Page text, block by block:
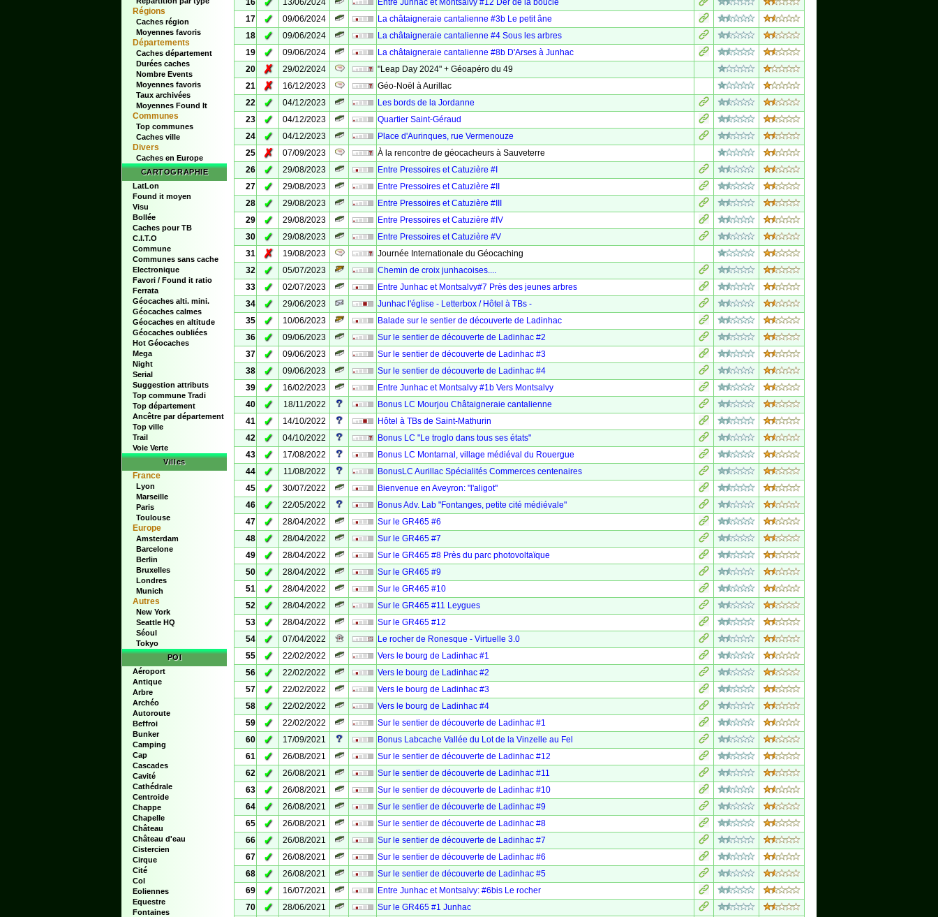
Régions
Caches région
Moyennes favoris
Départements
Caches département
Durées caches
Nombre Events
Moyennes favoris
Taux archivées
Moyennes Found It
Communes
Top communes
Caches ville
Divers
Caches en Europe
CARTOGRAPHIE
LatLon
Found it moyen
Visu
Bollée
Caches pour TB
C.I.T.O
Commune
Communes sans cache
Electronique
Favori / Found it ratio
Ferrata
Géocaches alti. mini.
Géocaches calmes
Géocaches en altitude
Géocaches oubliées
Hot Géocaches
Mega
Night
Serial
Suggestion attributs
Top commune Tradi
Top département
Ancêtre par département
Top ville
Trail
Voie Verte
Villes
France
Lyon
Marseille
Paris
Toulouse
Europe
Amsterdam
Barcelone
Berlin
Bruxelles
Londres
Munich
Autres
New York
Seattle HQ
Séoul
Tokyo
POI
Aéroport
Antique
Arbre
Archéo
Autoroute
Beffroi
Bunker
Camping
Cap
Cascades
Cavité
Cathédrale
Centroide
Chappe
Chapelle
Château
Château d'eau
Cistercien
Cirque
Cité
Col
Eoliennes
Equestre
Fontaines
16
13/06/2024
Entre Junhac et Montsalvy #12 Der de la boucle
17
✓ 09/06/2024
La châtaigneraie cantalienne #3b Le petit âne
18
✓ 09/06/2024
La châtaigneraie cantalienne #4 Sous les arbres
19
✓ 09/06/2024
La châtaigneraie cantalienne #8b D'Arses à Junhac
20
✗ 29/02/2024
"Leap Day 2024" + Géoapéro du 49
21
✗ 16/12/2023
Géo-Noël à Aurillac
22
✓ 04/12/2023
Les bords de la Jordanne
23
✓ 04/12/2023
Quartier Saint-Géraud
24
✓ 04/12/2023
Place d'Aurinques, rue Vermenouze
25
✗ 07/09/2023
À la rencontre de géocacheurs à Sauveterre
26
✓ 29/08/2023
Entre Pressoires et Catuzière #I
27
✓ 29/08/2023
Entre Pressoires et Catuzière #II
28
✓ 29/08/2023
Entre Pressoires et Catuzière #III
29
✓ 29/08/2023
Entre Pressoires et Catuzière #IV
30
✓ 29/08/2023
Entre Pressoires et Catuzière #V
31
✗ 19/08/2023
Journée Internationale du Géocaching
32
✓ 05/07/2023
Chemin de croix junhacoises....
33
✓ 02/07/2023
Entre Junhac et Montsalvy#7 Près des jeunes arbres
34
✓ 29/06/2023
Junhac l'église - Letterbox / Hôtel à TBs -
35
✓ 10/06/2023
Balade sur le sentier de découverte de Ladinhac
36
✓ 09/06/2023
Sur le sentier de découverte de Ladinhac #2
37
✓ 09/06/2023
Sur le sentier de découverte de Ladinhac #3
38
✓ 09/06/2023
Sur le sentier de découverte de Ladinhac #4
39
✓ 16/02/2023
Entre Junhac et Montsalvy #1b Vers Montsalvy
40
✓ 18/11/2022
Bonus LC Mourjou Châtaigneraie cantalienne
41
✓ 14/10/2022
Hôtel à TBs de Saint-Mathurin
42
✓ 04/10/2022
Bonus LC "Le troglo dans tous ses états"
43
✓ 17/08/2022
Bonus LC Montarnal, village médiéval du Rouergue
44
✓ 11/08/2022
BonusLC Aurillac Spécialités Commerces centenaires
45
✓ 30/07/2022
Bienvenue en Aveyron: "l'aligot"
46
✓ 22/05/2022
Bonus Adv. Lab "Fontanges, petite cité médiévale"
47
✓ 28/04/2022
Sur le GR465 #6
48
✓ 28/04/2022
Sur le GR465 #7
49
✓ 28/04/2022
Sur le GR465 #8 Près du parc photovoltaïque
50
✓ 28/04/2022
Sur le GR465 #9
51
✓ 28/04/2022
Sur le GR465 #10
52
✓ 28/04/2022
Sur le GR465 #11 Leygues
53
✓ 28/04/2022
Sur le GR465 #12
54
✓ 07/04/2022
Le rocher de Ronesque - Virtuelle 3.0
55
✓ 22/02/2022
Vers le bourg de Ladinhac #1
56
✓ 22/02/2022
Vers le bourg de Ladinhac #2
57
✓ 22/02/2022
Vers le bourg de Ladinhac #3
58
✓ 22/02/2022
Vers le bourg de Ladinhac #4
59
✓ 22/02/2022
Sur le sentier de découverte de Ladinhac #1
60
✓ 17/09/2021
Bonus Labcache Vallée du Lot de la Vinzelle au Fel
61
✓ 26/08/2021
Sur le sentier de découverte de Ladinhac #12
62
✓ 26/08/2021
Sur le sentier de découverte de Ladinhac #11
63
✓ 26/08/2021
Sur le sentier de découverte de Ladinhac #10
64
✓ 26/08/2021
Sur le sentier de découverte de Ladinhac #9
65
✓ 26/08/2021
Sur le sentier de découverte de Ladinhac #8
66
✓ 26/08/2021
Sur le sentier de découverte de Ladinhac #7
67
✓ 26/08/2021
Sur le sentier de découverte de Ladinhac #6
68
✓ 26/08/2021
Sur le sentier de découverte de Ladinhac #5
69
✓ 16/07/2021
Entre Junhac et Montsalvy: #6bis Le rocher
70
✓ 28/06/2021
Sur le GR465 #1 Junhac